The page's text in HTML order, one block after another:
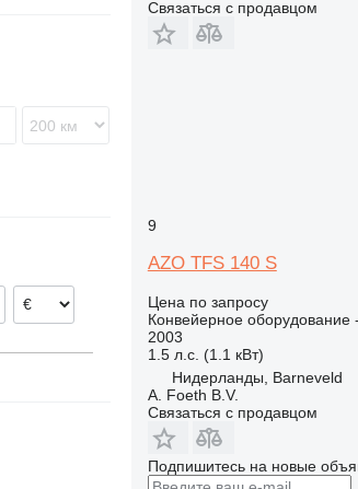
Связаться с продавцом
9
AZO TFS 140 S
Цена по запросу
Конвейерное оборудование
2003
1.5 л.с. (1.1 кВт)
Нидерланды, Barneveld
A. Foeth B.V.
Связаться с продавцом
Подпишитесь на новые